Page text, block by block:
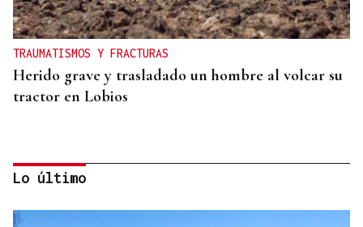
TRAUMATISMOS Y FRACTURAS
Herido grave y trasladado un hombre al volcar su
tractor en Lobios
Lo último